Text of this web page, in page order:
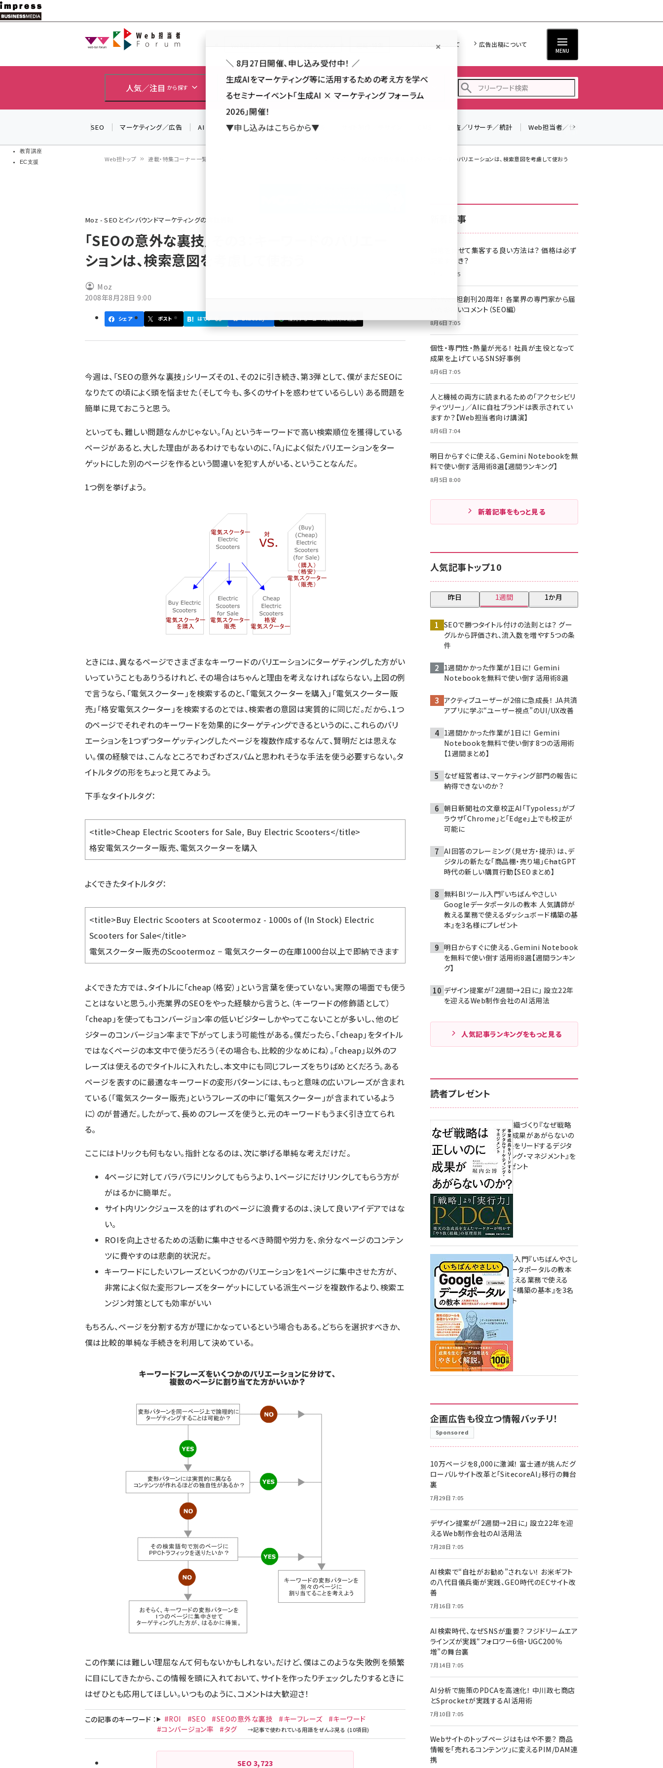
メ
イ
教育講座
EC支援
Web担当者Forum
Web担について 広告出稿について
MENU
人気／注目 から探す
ai (2807)
z世代 (1622)
meo (1275)
SEO マーケティング／広告 AI SNS アクセス解析／データ分析 調査／リサーチ／統計 Web担当者／仕事
く
ず
Web担トップ 連載・特集コーナー一覧 「SEOの意外な裏技」その3：キーワードのバリエーションは、検索意図を考慮して使おう
Moz - SEOとインバウンドマーケティングの実践情報
「SEOの意外な裏技」その3：キーワードのバリエー
ションは、検索意図を考慮して使おう
Moz
2008年8月28日 9:00
シェア ポスト はてブ 63 Bluesky 優先するニュース提供元に追加
今週は、「SEOの意外な裏技」シリーズその1、その2に引き続き、第3弾として、僕がまだSEOに
なりたての頃によく頭を悩ませた（そして今も、多くのサイトを惑わせているらしい）ある問題を
簡単に見ておこうと思う。
といっても、難しい問題なんかじゃない。「A」というキーワードで高い検索順位を獲得している
ページがあると、大した理由があるわけでもないのに、「A」によく似たバリエーションをター
ゲットにした別のページを作るという間違いを犯す人がいる、ということなんだ。
1つ例を挙げよう。
ときには、異なるページでさまざまなキーワードのバリエーションにターゲティングした方がい
いっていうこともありうるけれど、その場合はちゃんと理由を考えなければならない。上図の例
で言うなら、「電気スクーター」を検索するのと、「電気スクーターを購入」「電気スクーター販
売」「格安電気スクーター」を検索するのとでは、検索者の意図は実質的に同じだ。だから、1つ
のページでそれぞれのキーワードを効果的にターゲティングできるというのに、これらのバリ
エーションを1つずつターゲッティングしたページを複数作成するなんて、賢明だとは思えな
い。僕の経験では、こんなところでわざわざスパムと思われそうな手法を使う必要すらない。タ
イトルタグの形をちょっと見てみよう。
下手なタイトルタグ：
<title>Cheap Electric Scooters for Sale, Buy Electric Scooters</title>
格安電気スクーター販売、電気スクーターを購入
よくできたタイトルタグ：
<title>Buy Electric Scooters at Scootermoz - 1000s of (In Stock) Electric
Scooters for Sale</title>
電気スクーター販売のScootermoz − 電気スクーターの在庫1000台以上で即納できます
よくできた方では、タイトルに「cheap（格安）」という言葉を使っていない。実際の場面でも使う
ことはないと思う。小売業界のSEOをやった経験から言うと、（キーワードの修飾語として）
「cheap」を使ってもコンバージョン率の低いビジターしかやってこないことが多いし、他のビ
ジターのコンバージョン率まで下がってしまう可能性がある。僕だったら、「cheap」をタイトル
ではなくページの本文中で使うだろう（その場合も、比較的少なめにね）。「cheap」以外のフ
レーズは使えるのでタイトルに入れたし、本文中にも同じフレーズをちりばめとくだろう。ある
ページを表すのに最適なキーワードの変形パターンには、もっと意味の広いフレーズが含まれ
ている（「電気スクーター販売」というフレーズの中に「電気スクーター」が含まれているよう
に）のが普通だ。したがって、長めのフレーズを使うと、元のキーワードもうまく引き立てられ
る。
ここにはトリックも何もない。指針となるのは、次に挙げる単純な考えだけだ。
4ページに対してバラバラにリンクしてもらうより、1ページにだけリンクしてもらう方が
がはるかに簡単だ。
サイト内リンクジュースを的はずれのページに浪費するのは、決して良いアイデアではな
い。
ROIを向上させるための活動に集中させるべき時間や労力を、余分なページのコンテン
ツに費やすのは悲劇的状況だ。
キーワードにしたいフレーズといくつかのバリエーションを1ページに集中させた方が、
非常によく似た変形フレーズをターゲットにしている派生ページを複数作るより、検索エ
ンジン対策としても効率がいい
もちろん、ページを分割する方が理にかなっているという場合もある。どちらを選択すべきか、
僕は比較的単純な手続きを利用して決めている。
この作業には難しい理屈なんて何もないかもしれない。だけど、僕はこのような失敗例を頻繁
に目にしてきたから、この情報を頭に入れておいて、サイトを作ったりチェックしたりするときに
はぜひとも応用してほしい。いつものように、コメントは大歓迎さ！
この記事のキーワード ： #ROI #SEO #SEOの意外な裏技 #キーフレーズ
#キーワード
#コンバージョン率
#タグ
SEO 3,723
新着記事
価格を伏せて集客する良い方法は？ 価格は必ず
記載すべき？
8月6日 7:05
祝・Web担創刊20周年！ 各業界の専門家から届
いたお祝いコメント（SEO編）
8月6日 7:05
個性・専門性・熱量が光る！ 社員が主役となって
成果を上げているSNS好事例
8月6日 7:05
人と機械の両方に読まれるための「アクセシビリ
ティツリー」／AIに自社ブランドは表示されてい
ますか？【Web担当者向け講演】
8月6日 7:04
明日からすぐに使える、Gemini Notebookを無
料で使い倒す活用術8選【週間ランキング】
8月5日 8:00
新着記事をもっと見る
人気記事トップ10
昨日 1週間 1か月
SEOで勝つタイトル付けの法則とは？ グー
グルから評価され、流入数を増やす5つの条
件
1週間かかった作業が1日に！ Gemini
Notebookを無料で使い倒す活用術8選
アクティブユーザーが2倍に急成長！ JA共済
アプリに学ぶ“ユーザー視点”のUI/UX改善
1週間かかった作業が1日に！ Gemini
Notebookを無料で使い倒す8つの活用術
【1週間まとめ】
なぜ経営者は、マーケティング部門の報告に
納得できないのか？
朝日新聞社の文章校正AI「Typoless」がブ
ラウザ「Chrome」と「Edge」上でも校正が
可能に
AI回答のフレーミング（見せ方・提示）は、デ
ジタルの新たな「商品棚・売り場」――ChatGPT
時代の新しい購買行動【SEOまとめ】
無料BIツール入門『いちばんやさしい
Googleデータポータルの教本 人気講師が
教える業務で使えるダッシュボード構築の基
本』を3名様にプレゼント
明日からすぐに使える、Gemini Notebook
を無料で使い倒す活用術8選【週間ランキン
グ】
デザイン提案が「2週間→2日に」 設立22年
を迎えるWeb制作会社のAI活用法
人気記事ランキングをもっと見る
読者プレゼント
成果を生む組織づくり『なぜ戦略
は正しいのに成果があがらないの
か？ 事業成長をリードするデジタ
ルマーケティング・マネジメント』を
3名様にプレゼント
8月7日 10:00
無料BIツール入門『いちばんやさし
いGoogleデータポータルの教本
人気講師が教える業務で使える
ダッシュボード構築の基本』を3名
様にプレゼント
7月31日 10:00
企画広告も役立つ情報バッチリ！
Sponsored
10万ページを8,000に激減！ 富士通が挑んだグ
ローバルサイト改革と「SitecoreAI」移行の舞台
裏
7月29日 7:05
デザイン提案が「2週間→2日に」 設立22年を迎
えるWeb制作会社のAI活用法
7月28日 7:05
AI検索で“自社がお勧め”されない！ お米ギフト
の八代目儀兵衛が実践、GEO時代のECサイト改
善
7月16日 7:05
AI検索時代、なぜSNSが重要？ フジドリームエア
ラインズが実践“フォロワー6倍・UGC200％
増”の舞台裏
7月14日 7:05
AI分析で施策のPDCAを高速化！ 中川政七商店
とSprocketが実践するAI活用術
7月10日 7:05
Webサイトのトップページはもはや不要？ 商品
情報を「売れるコンテンツ」に変えるPIM/DAM連
携
＼ 8月27日開催、申し込み受付中！ ／
生成AIをマーケティング等に活用するための考え方を学べ
るセミナーイベント「生成AI × マーケティング フォーラム
2026」開催！
▼申し込みはこちらから▼